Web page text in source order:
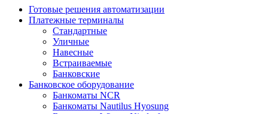
Готовые решения автоматизации
Платежные терминалы
Стандартные
Уличные
Навесные
Встраиваемые
Банковские
Банковское оборудование
Банкоматы NCR
Банкоматы Nautilus Hyosung